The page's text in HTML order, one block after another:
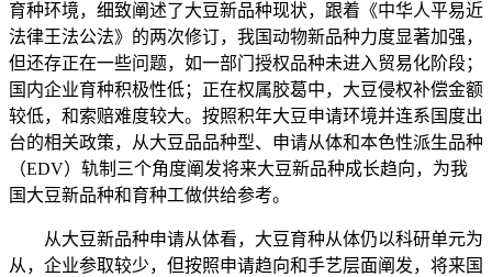
育种环境，细致阐述了大豆新品种现状，跟着《中华人平易近
法律王法公法》的两次修订，我国动物新品种力度显著加强，
但还存正在一些问题，如一部门授权品种未进入贸易化阶段；
国内企业育种积极性低；正在权属胶葛中，大豆侵权补偿金额
较低，和索赔难度较大。按照积年大豆申请环境并连系国度出
台的相关政策，从大豆品品种型、申请从体和本色性派生品种
（EDV）轨制三个角度阐发将来大豆新品种成长趋向，为我
国大豆新品种和育种工做供给参考。
从大豆新品种申请从体看，大豆育种从体仍以科研单元为
从，企业参取较少，但按照申请趋向和手艺层面阐发，将来国